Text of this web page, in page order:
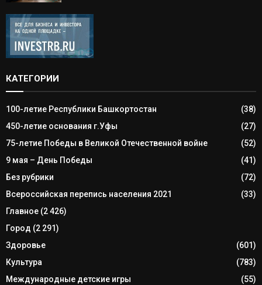
КАТЕГОРИИ
100-летие Республики Башкортостан
(38)
450-летие основания г.Уфы
(27)
75-летие Победы в Великой Отечественной войне
(52)
9 мая – День Победы
(41)
Без рубрики
(72)
Всероссийская перепись населения 2021
(33)
Главное (2 426)
Город (2 291)
Здоровье
(601)
Культура
(783)
Международные детские игры
(55)